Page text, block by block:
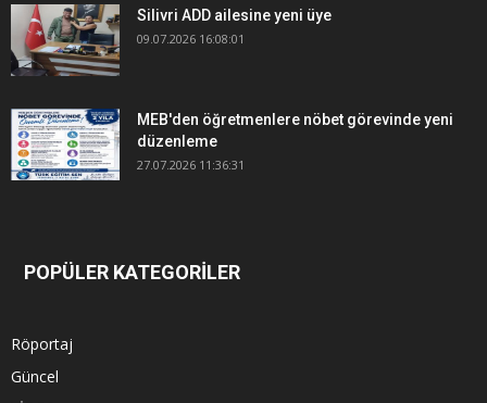
Silivri ADD ailesine yeni üye
09.07.2026 16:08:01
MEB'den öğretmenlere nöbet görevinde yeni
düzenleme
27.07.2026 11:36:31
POPÜLER KATEGORİLER
Röportaj
Güncel